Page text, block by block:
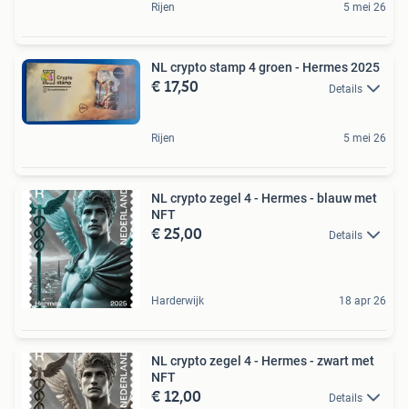
Rijen 5 mei 26
NL crypto stamp 4 groen - Hermes 2025
€ 17,50 Details
Rijen 5 mei 26
NL crypto zegel 4 - Hermes - blauw met
NFT
€ 25,00 Details
Harderwijk 18 apr 26
NL crypto zegel 4 - Hermes - zwart met
NFT
€ 12,00 Details